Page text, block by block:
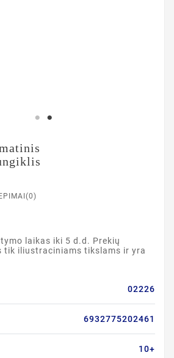
laikas iki 5 d.d. Prekių
tik iliustraciniams tikslams ir yra
02226
6932775202461
10+